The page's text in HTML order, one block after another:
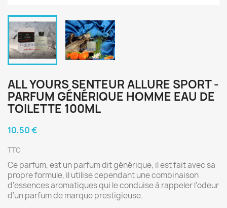
ALL YOURS SENTEUR ALLURE SPORT -
PARFUM GÉNÉRIQUE HOMME EAU DE
TOILETTE 100ML
10,50 €
TTC
Ce parfum, est un parfum dit générique, il est fait avec sa
propre formule, il utilise cependant une combinaison
d'essences aromatiques qui le conduise à rappeler l'odeur
d’un parfum de marque prestigieuse.